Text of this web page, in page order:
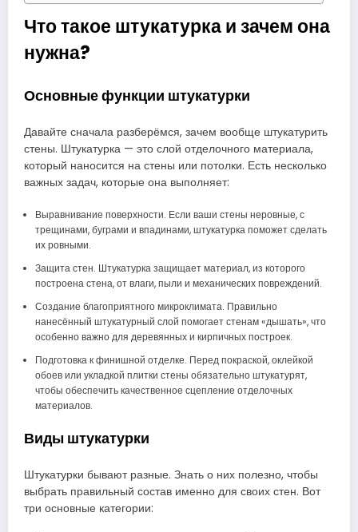
Что такое штукатурка и зачем она
нужна?
Основные функции штукатурки
Давайте сначала разберёмся, зачем вообще штукатурить
стены. Штукатурка — это слой отделочного материала,
который наносится на стены или потолки. Есть несколько
важных задач, которые она выполняет:
Выравнивание поверхности. Если ваши стены неровные, с
трещинами, буграми и впадинами, штукатурка поможет сделать
их ровными.
Защита стен. Штукатурка защищает материал, из которого
построена стена, от влаги, пыли и механических повреждений.
Создание благоприятного микроклимата. Правильно
нанесённый штукатурный слой помогает стенам «дышать», что
особенно важно для деревянных и кирпичных построек.
Подготовка к финишной отделке. Перед покраской, оклейкой
обоев или укладкой плитки стены обязательно штукатурят,
чтобы обеспечить качественное сцепление отделочных
материалов.
Виды штукатурки
Штукатурки бывают разные. Знать о них полезно, чтобы
выбрать правильный состав именно для своих стен. Вот
три основные категории: